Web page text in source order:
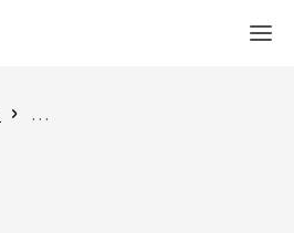
Rapporter - vassmagasinstatistikk